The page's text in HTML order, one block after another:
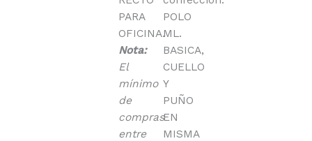
PARA
OFICINA.
Nota:
El
mínimo
de
compras
entre
POLO
ML.
BASICA,
CUELLO
Y
PUÑO
EN
MISMA